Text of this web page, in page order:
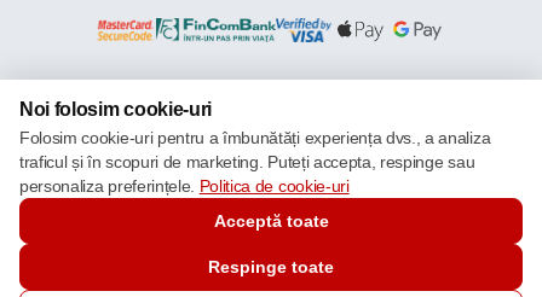
Noi folosim cookie-uri
Folosim cookie-uri pentru a îmbunătăți experiența dvs., a analiza
traficul și în scopuri de marketing. Puteți accepta, respinge sau
personaliza preferințele. Politica de cookie-uri
Acceptă toate
Respinge toate